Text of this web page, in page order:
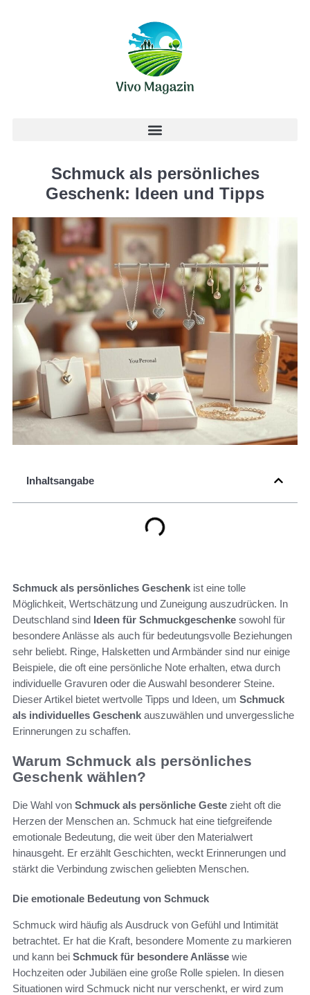
Schmuck als persönliches
Geschenk: Ideen und Tipps
Inhaltsangabe
Schmuck als persönliches Geschenk ist eine tolle
Möglichkeit, Wertschätzung und Zuneigung auszudrücken. In
Deutschland sind Ideen für Schmuckgeschenke sowohl für
besondere Anlässe als auch für bedeutungsvolle Beziehungen
sehr beliebt. Ringe, Halsketten und Armbänder sind nur einige
Beispiele, die oft eine persönliche Note erhalten, etwa durch
individuelle Gravuren oder die Auswahl besonderer Steine.
Dieser Artikel bietet wertvolle Tipps und Ideen, um Schmuck
als individuelles Geschenk auszuwählen und unvergessliche
Erinnerungen zu schaffen.
Warum Schmuck als persönliches
Geschenk wählen?
Die Wahl von Schmuck als persönliche Geste zieht oft die
Herzen der Menschen an. Schmuck hat eine tiefgreifende
emotionale Bedeutung, die weit über den Materialwert
hinausgeht. Er erzählt Geschichten, weckt Erinnerungen und
stärkt die Verbindung zwischen geliebten Menschen.
Die emotionale Bedeutung von Schmuck
Schmuck wird häufig als Ausdruck von Gefühl und Intimität
betrachtet. Er hat die Kraft, besondere Momente zu markieren
und kann bei Schmuck für besondere Anlässe wie
Hochzeiten oder Jubiläen eine große Rolle spielen. In diesen
Situationen wird Schmuck nicht nur verschenkt, er wird zum